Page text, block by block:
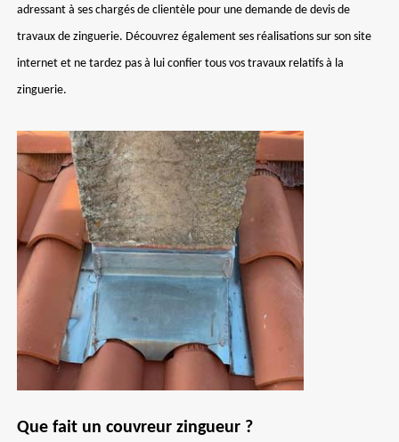
adressant à ses chargés de clientèle pour une demande de devis de
travaux de zinguerie. Découvrez également ses réalisations sur son site
internet et ne tardez pas à lui confier tous vos travaux relatifs à la
zinguerie.
Que fait un couvreur zingueur ?